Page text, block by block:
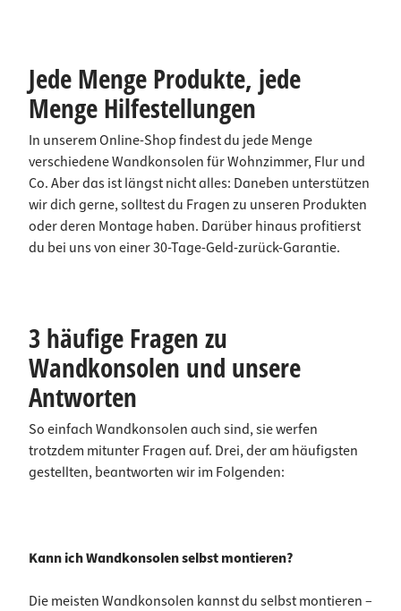
Jede Menge Produkte, jede
Menge Hilfestellungen
In unserem Online-Shop findest du jede Menge
verschiedene Wandkonsolen für Wohnzimmer, Flur und
Co. Aber das ist längst nicht alles: Daneben unterstützen
wir dich gerne, solltest du Fragen zu unseren Produkten
oder deren Montage haben. Darüber hinaus profitierst
du bei uns von einer 30-Tage-Geld-zurück-Garantie.
3 häufige Fragen zu
Wandkonsolen und unsere
Antworten
So einfach Wandkonsolen auch sind, sie werfen
trotzdem mitunter Fragen auf. Drei, der am häufigsten
gestellten, beantworten wir im Folgenden:
Kann ich Wandkonsolen selbst montieren?
Die meisten Wandkonsolen kannst du selbst montieren –